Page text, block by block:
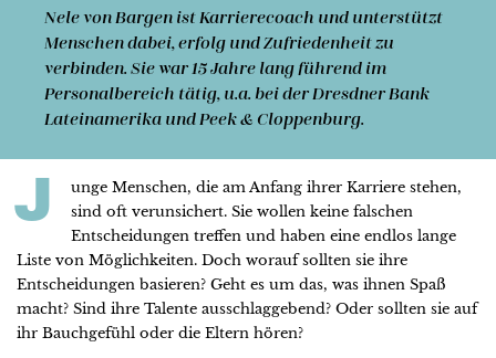
Nele von Bargen ist Karrierecoach und unterstützt
Menschen dabei, erfolg und Zufriedenheit zu
verbinden. Sie war 15 Jahre lang führend im
Personalbereich tätig, u.a. bei der Dresdner Bank
Lateinamerika und Peek & Cloppenburg.
J
unge Menschen, die am Anfang ihrer Karriere stehen,
sind oft verunsichert. Sie wollen keine falschen
Entscheidungen treffen und haben eine endlos lange
Liste von Möglichkeiten. Doch worauf sollten sie ihre
Entscheidungen basieren? Geht es um das, was ihnen Spaß
macht? Sind ihre Talente ausschlaggebend? Oder sollten sie auf
ihr Bauchgefühl oder die Eltern hören?